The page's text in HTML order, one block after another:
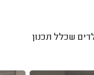
ל-2 חדרי ילדים שכלל תכנון